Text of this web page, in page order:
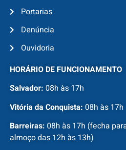
Portarias
Denúncia
Ouvidoria
HORÁRIO DE FUNCIONAMENTO
Salvador: 08h às 17h
Vitória da Conquista: 08h às 17h
Barreiras: 08h às 17h (fecha
almoço das 12h às 13h)